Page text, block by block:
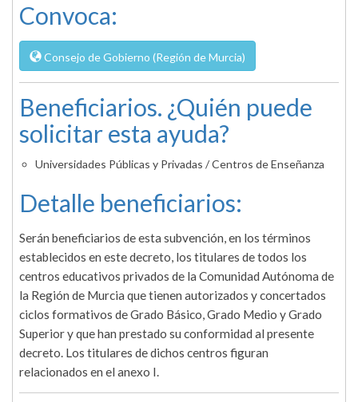
Convoca:
Consejo de Gobierno (Región de Murcia)
Beneficiarios. ¿Quién puede
solicitar esta ayuda?
Universidades Públicas y Privadas / Centros de Enseñanza
Detalle beneficiarios:
Serán beneficiarios de esta subvención, en los términos
establecidos en este decreto, los titulares de todos los
centros educativos privados de la Comunidad Autónoma de
la Región de Murcia que tienen autorizados y concertados
ciclos formativos de Grado Básico, Grado Medio y Grado
Superior y que han prestado su conformidad al presente
decreto. Los titulares de dichos centros figuran
relacionados en el anexo I.